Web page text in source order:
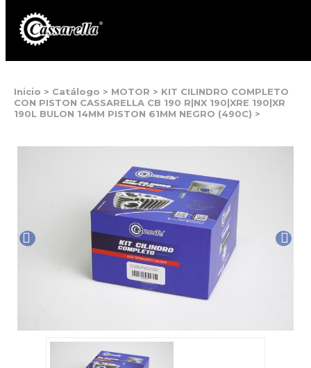
Inicio > Catálogo > MOTOR > KIT CILINDRO COMPLETO
CON PISTON CASSARELLA CB 190 R|NX 190|XRE 190|XR
190L BULON 14MM PISTON 61MM NEGRO (490C) >